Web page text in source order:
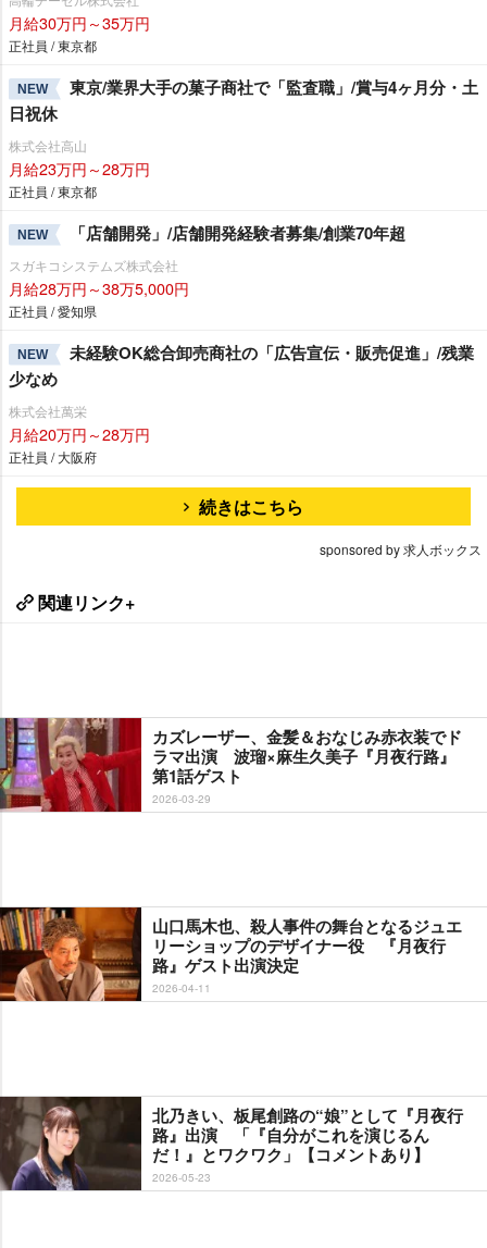
月給30万円～35万円
正社員 / 東京都
NEW
東京/業界大手の菓子商社で「監査職」/賞与4ヶ月分・土
日祝休
株式会社高山
月給23万円～28万円
正社員 / 東京都
NEW 「店舗開発」/店舗開発経験者募集/創業70年超
スガキコシステムズ株式会社
月給28万円～38万5,000円
正社員 / 愛知県
NEW
未経験OK総合卸売商社の「広告宣伝・販売促進」/残業
少なめ
株式会社萬栄
月給20万円～28万円
正社員 / 大阪府
続きはこちら
sponsored by 求人ボックス
関連リンク+
カズレーザー、金髪＆おなじみ赤衣装でド
ラマ出演 波瑠×麻生久美子『月夜行路』
第1話ゲスト
2026-03-29
山口馬木也、殺人事件の舞台となるジュエ
リーショップのデザイナー役 『月夜行
路』ゲスト出演決定
2026-04-11
北乃きい、板尾創路の“娘”として『月夜行
路』出演 「『自分がこれを演じるん
だ！』とワクワク」【コメントあり】
2026-05-23